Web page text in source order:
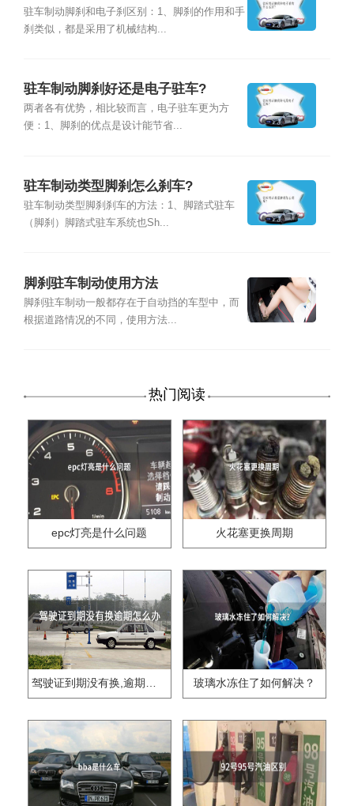
驻车制动脚刹和电子刹区别：1、脚刹的作用和手
刹类似，都是采用了机械结构...
驻车制动脚刹好还是电子驻车?
两者各有优势，相比较而言，电子驻车更为方
便：1、脚刹的优点是设计能节省...
驻车制动类型脚刹怎么刹车?
驻车制动类型脚刹刹车的方法：1、脚踏式驻车
（脚刹）脚踏式驻车系统也Sh...
脚刹驻车制动使用方法
脚刹驻车制动一般都存在于自动挡的车型中，而
根据道路情况的不同，使用方法...
热门阅读
epc灯亮是什么问题 火花塞更换周期
驾驶证到期没有换,逾期怎么办?? 玻璃水冻住了如何解决？